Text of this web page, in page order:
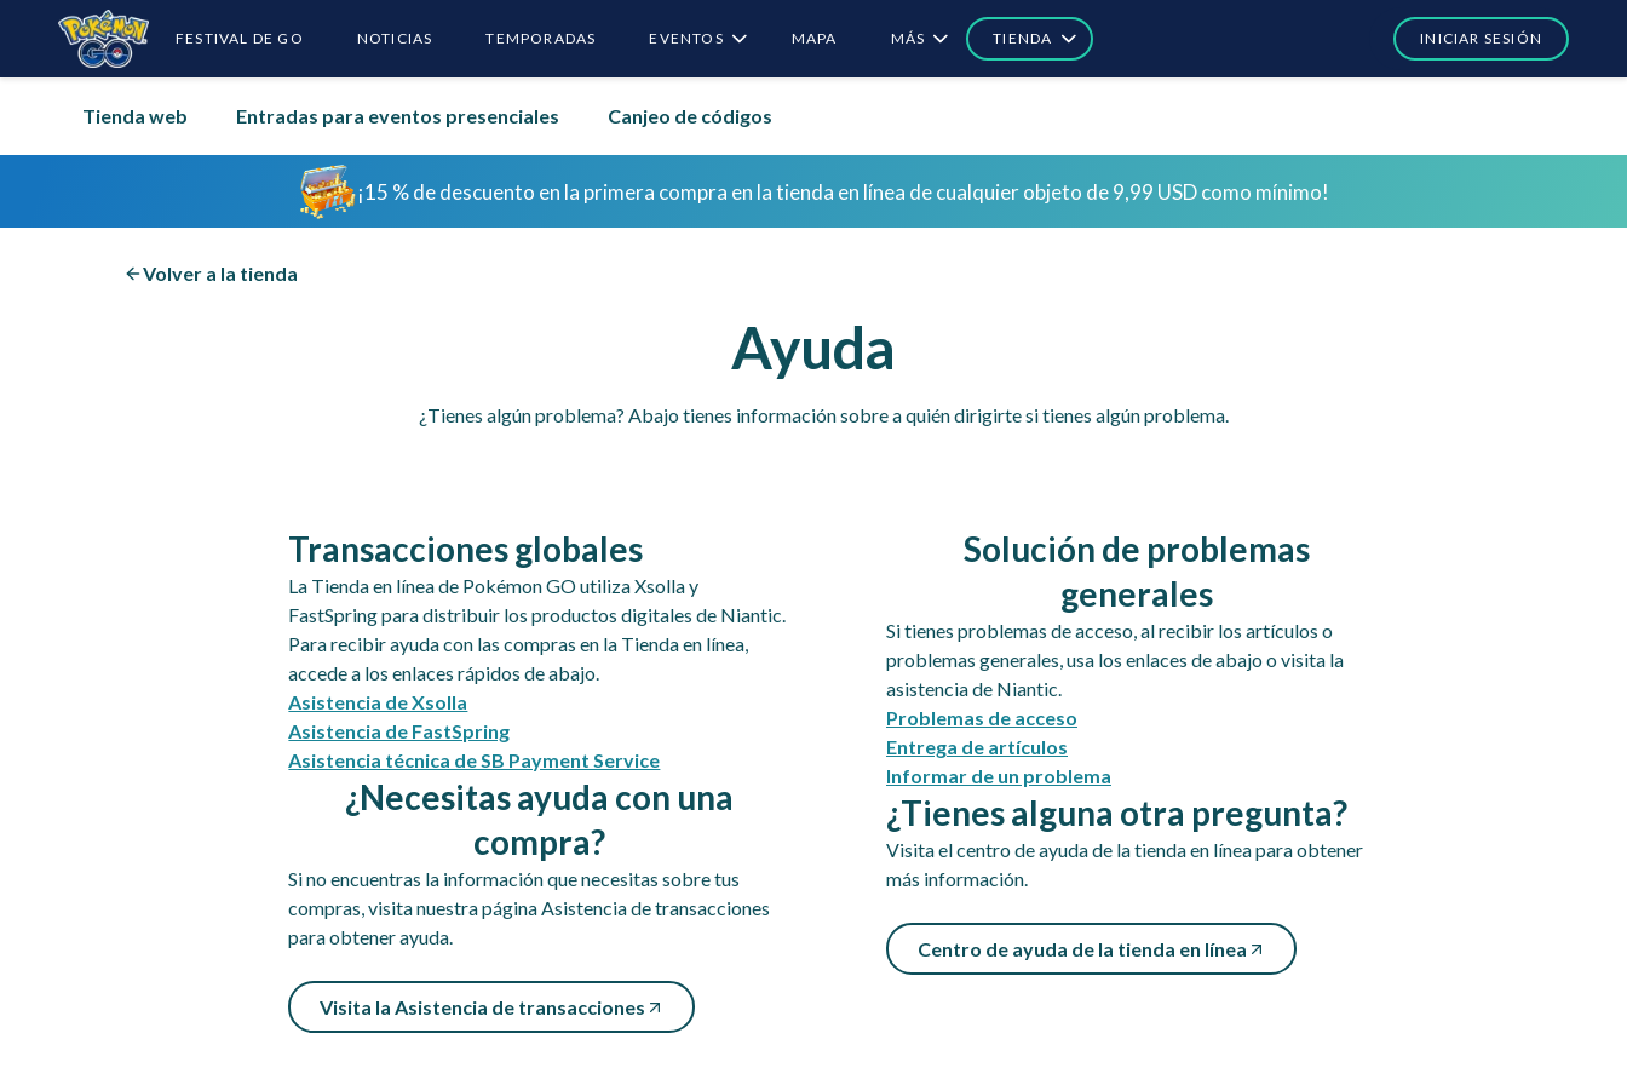
FESTIVAL DE GO NOTICIAS TEMPORADAS EVENTOS MAPA MÁS TIENDA INICIAR SESIÓN
Tienda web Entradas para eventos presenciales Canjeo de códigos
¡Inicia sesión por primera vez para reclamar recompensas de bonus!
¡15 % de descuento en la primera compra en la tienda en línea de cualquier objeto de 9,99 USD como mínimo!
Volver a la tienda
Ayuda
¿Tienes algún problema? Abajo tienes información sobre a quién dirigirte si tienes algún problema.
Transacciones globales
La Tienda en línea de Pokémon GO utiliza Xsolla y
FastSpring para distribuir los productos digitales de Niantic.
Para recibir ayuda con las compras en la Tienda en línea,
accede a los enlaces rápidos de abajo.
Asistencia de Xsolla
Asistencia de FastSpring
Asistencia técnica de SB Payment Service
¿Necesitas ayuda con una
compra?
Si no encuentras la información que necesitas sobre tus
compras, visita nuestra página Asistencia de transacciones
para obtener ayuda.
Visita la Asistencia de transacciones
Solución de problemas
generales
Si tienes problemas de acceso, al recibir los artículos o
problemas generales, usa los enlaces de abajo o visita la
asistencia de Niantic.
Problemas de acceso
Entrega de artículos
Informar de un problema
¿Tienes alguna otra pregunta?
Visita el centro de ayuda de la tienda en línea para obtener
más información.
Centro de ayuda de la tienda en línea